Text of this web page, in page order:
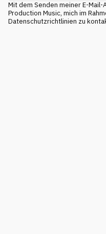
Mit dem Senden meiner E-
Production Music, mich im
Datenschutzrichtlinien zu